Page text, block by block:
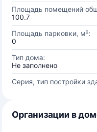
Площадь помещений
100.7
Площадь парковки, м²:
0
Тип дома:
Не заполнено
Серия, тип постройки
Организации в